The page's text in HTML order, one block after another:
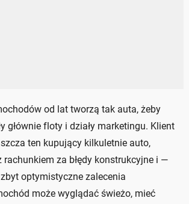
od lat tworzą tak auta, żeby
głównie floty i działy marketingu. Klient
ten kupujący kilkuletnie auto,
rachunkiem za błędy konstrukcyjne i —
optymistyczne zalecenia
może wyglądać świeżo, mieć